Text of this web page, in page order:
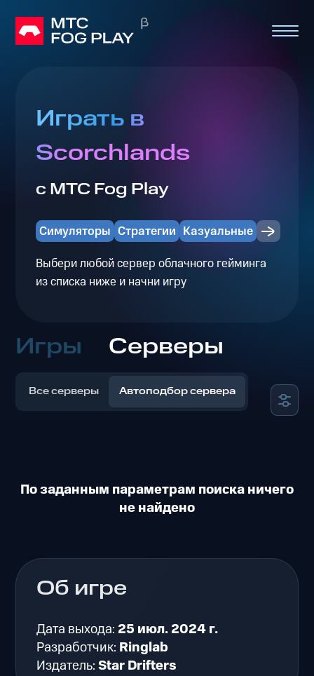
Играть в
Scorchlands
с МТС Fog Play
Симуляторы Стратегии Казуальные
Выбери любой сервер облачного гейминга
из списка ниже и начни игру
Игры Серверы
Все серверы Автоподбор сервера
По заданным параметрам поиска ничего
не найдено
Об игре
Дата выхода: 25 июл. 2024 г.
Разработчик: Ringlab
Издатель:Star Drifters